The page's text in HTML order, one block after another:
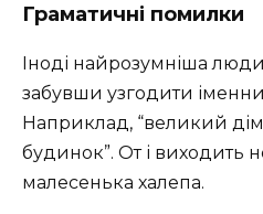
Граматичні помилки
Іноді найрозумніша
забувши узгодити
Наприклад, “великий
будинок”. От і виходить
малесенька халепа.